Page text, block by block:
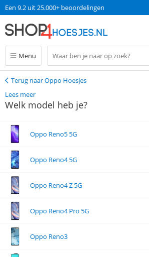
Een 9.2 uit 25.000+ beoordelingen
Menu
Terug
Terug naar Oppo Hoesjes
Lees meer
Welk model heb je?
Oppo Reno5 5G
Oppo Reno4 5G
Oppo Reno4 Z 5G
Oppo Reno4 Pro 5G
Oppo Reno3